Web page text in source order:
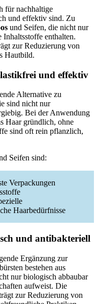
für nachhaltige
und effektiv sind. Zu
und Seifen, die nicht nur
enthalten.
zur Reduzierung von
Hautbild.
und effektiv
Alternative zu
sind nicht nur
Bei der Anwendung
Haar gründlich, ohne
sind oft rein pflanzlich,
Seifen sind:
Verpackungen
Haarbedürfnisse
und antibakteriell
Ergänzung zur
bestehen aus
nur biologisch abbaubar
aufweist. Die
zur Reduzierung von